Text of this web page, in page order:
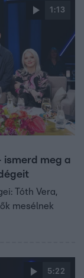
1:13
ismerd meg a
Tóth Vera,
mesélnek
5:22